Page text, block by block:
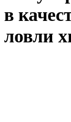
в
ловли